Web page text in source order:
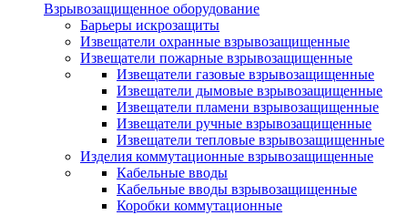
Взрывозащищенное оборудование
Барьеры искрозащиты
Извещатели охранные взрывозащищенные
Извещатели пожарные взрывозащищенные
Извещатели газовые взрывозащищенные
Извещатели дымовые взрывозащищенные
Извещатели пламени взрывозащищенные
Извещатели ручные взрывозащищенные
Извещатели тепловые взрывозащищенные
Изделия коммутационные взрывозащищенные
Кабельные вводы
Кабельные вводы взрывозащищенные
Коробки коммутационные